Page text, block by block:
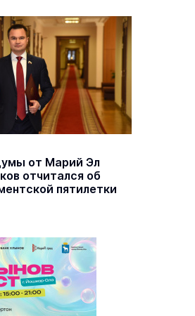
от Марий Эл
отчитался об
пятилетки